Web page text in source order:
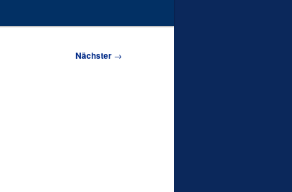
Nächster →